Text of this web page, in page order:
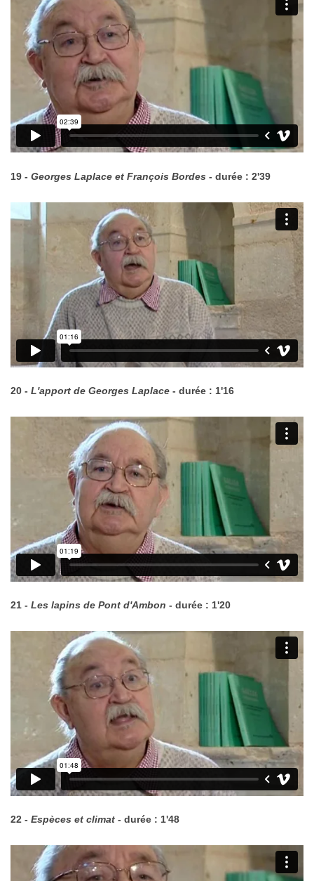
19 - Georges Laplace et François Bordes - durée : 2'39
20 - L'apport de Georges Laplace - durée : 1'16
21 - Les lapins de Pont d'Ambon - durée : 1'20
22 - Espèces et climat - durée : 1'48